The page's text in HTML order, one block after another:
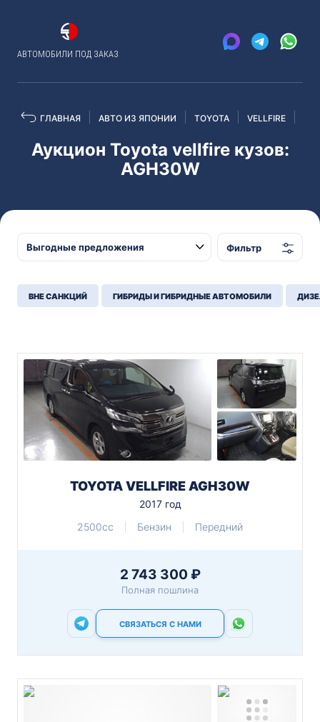
АВТОМОБИЛИ ПОД ЗАКАЗ
ГЛАВНАЯ АВТО ИЗ ЯПОНИИ TOYOTA VELLFIRE
Аукцион Toyota vellfire кузов:
AGH30W
Фильтр
ВНЕ САНКЦИЙ ГИБРИДЫ И ГИБРИДНЫЕ АВТОМОБИЛИ
TOYOTA VELLFIRE AGH30W
2017 год
2500cc
Бензин Передний
2 743 300 ₽
Полная пошлина
СВЯЗАТЬСЯ С НАМИ